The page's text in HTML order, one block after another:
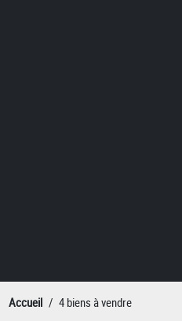
Accueil 4 biens à vendre